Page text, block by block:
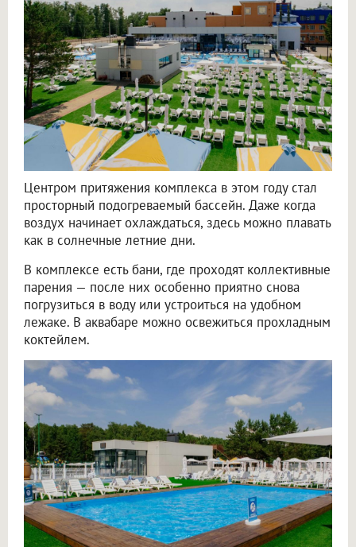
Центром притяжения комплекса в этом году стал
просторный подогреваемый бассейн. Даже когда
воздух начинает охлаждаться, здесь можно плавать
как в солнечные летние дни.
В комплексе есть бани, где проходят коллективные
парения — после них особенно приятно снова
погрузиться в воду или устроиться на удобном
лежаке. В аквабаре можно освежиться прохладным
коктейлем.